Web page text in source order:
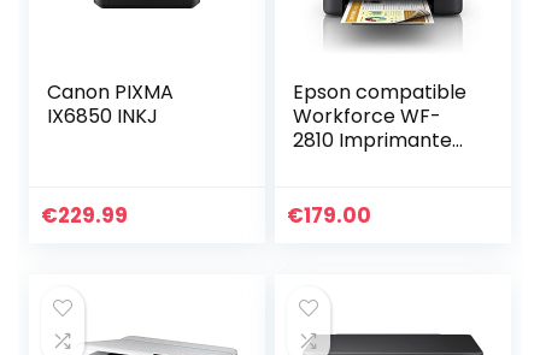
Canon PIXMA
IX6850 INKJ
€229.99
Epson compatible
Workforce WF-
2810 Imprimante
imprimante 1 Noir
€179.00